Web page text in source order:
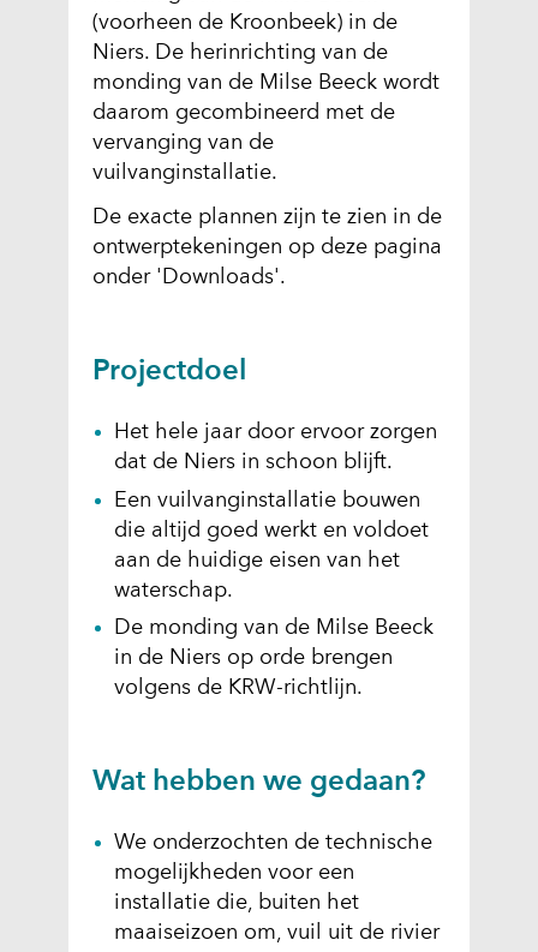
(voorheen de Kroonbeek) in de
Niers. De herinrichting van de
monding van de Milse Beeck wordt
daarom gecombineerd met de
vervanging van de
vuilvanginstallatie.
De exacte plannen zijn te zien in de
ontwerptekeningen op deze pagina
onder 'Downloads'.
Projectdoel
Het hele jaar door ervoor zorgen
dat de Niers in schoon blijft.
Een vuilvanginstallatie bouwen
die altijd goed werkt en voldoet
aan de huidige eisen van het
waterschap.
De monding van de Milse Beeck
in de Niers op orde brengen
volgens de KRW-richtlijn.
Wat hebben we gedaan?
We onderzochten de technische
mogelijkheden voor een
installatie die, buiten het
maaiseizoen om, vuil uit de rivier